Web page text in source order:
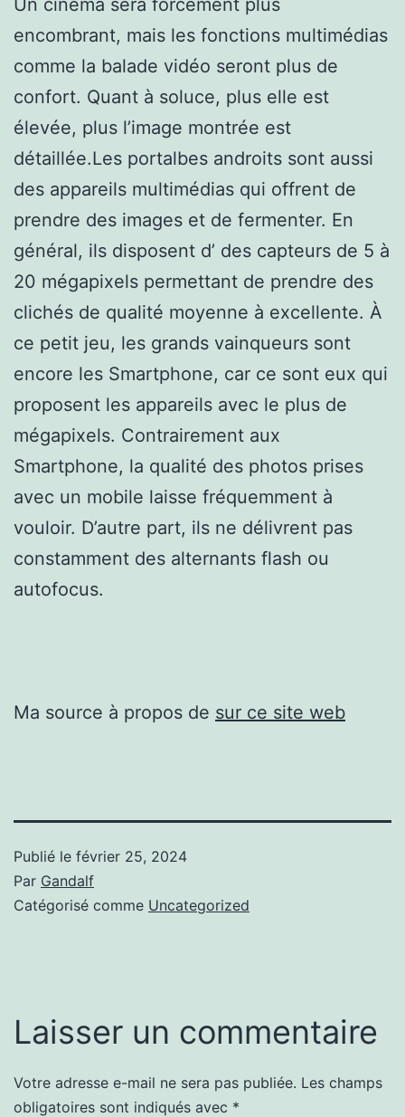
encombrant, mais les fonctions multimédias
comme la balade vidéo seront plus de
confort. Quant à soluce, plus elle est
élevée, plus l’image montrée est
détaillée.Les portalbes androits sont aussi
des appareils multimédias qui offrent de
prendre des images et de fermenter. En
général, ils disposent d’ des capteurs de 5 à
20 mégapixels permettant de prendre des
clichés de qualité moyenne à excellente. À
ce petit jeu, les grands vainqueurs sont
encore les Smartphone, car ce sont eux qui
proposent les appareils avec le plus de
mégapixels. Contrairement aux
Smartphone, la qualité des photos prises
avec un mobile laisse fréquemment à
vouloir. D’autre part, ils ne délivrent pas
constamment des alternants flash ou
autofocus.
Ma source à propos de sur ce site web
Publié le février 25, 2024
Par Gandalf
Catégorisé comme Uncategorized
Laisser un commentaire
Votre adresse e-mail ne sera pas publiée. Les champs
obligatoires sont indiqués avec *